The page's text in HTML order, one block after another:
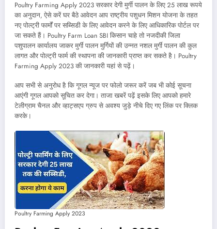
Poultry Farming Apply 2023 सरकार देगी मुर्गी पालन के लिए 25 लाख रूपये
का अनुदान, ऐसे करें घर बैठे आवेदन आप राष्ट्रीय पशुधन मिशन योजना के तहत
नए पोल्ट्री फार्मों पर सब्सिडी के लिए आवेदन करने के लिए आधिकारिक पोर्टल पर
जा सकते हैं। Poultry Farm Loan SBI किसान चाहे तो नजदीकी जिला
पशुपालन कार्यालय जाकर मुर्गी पालन मुर्गियों की उन्नत नशल मुर्गी पालन की कुल
लागत और पोल्ट्री फार्म की स्थापना की जानकारी प्राप्त कर सकते है। Poultry
Farming Apply 2023 की जानकारी यहां से पढ़ें।
आप सभी से अनुरोध है कि गूगल न्यूज पर फोलो जरूर करें जब भी कोई सूचना
आएंगी गूगल आपको सूचित कर देगा। ताजा खबरें पढ़ें इसके लिए आपको हमारे
टेलीग्राम चैनल और व्हाट्सएप ग्रुप से अवश्य जुड़े नीचे दिए गए लिंक पर क्लिक
करके।
Poultry Farming Apply 2023